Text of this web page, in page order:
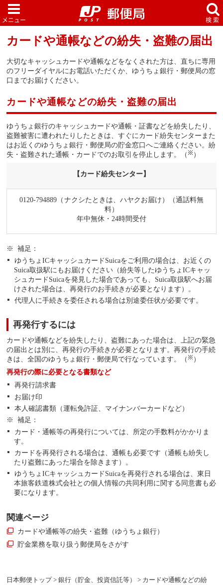
日本郵便トップ> 銀行（貯金、投資信託等）
> カードや通帳などの紛
カードや通帳などの紛失・盗難の届出
大切なキャッシュカードや通帳などをなくされた方は、直ちに専用
のフリーダイヤルにお電話いただくか、ゆうちょ銀行・郵便局の窓
口までお届けください。
カードや通帳などの紛失・盗難の届出
ゆうちょ銀行のキャッシュカードや通帳・証書などを紛失したり、
盗難被害に遭われたりしたときは、すぐにカード紛失センターまた
はお近くのゆうちょ銀行・郵便局の貯金窓口へご連絡ください。紛
失・盗難された通帳・カードでのお取引を停止します。（
）
【カード紛失センター】
0120-794889（ナクシたときは、ハヤクお届け）（通話料無
料）
年中無休・24時間受付
補足：
ゆうちょICキャッシュカードSuicaをご利用の場合は、お近くの
Suica取扱駅にもお届けください（紛失等したゆうちょICキャッ
シュカードSuicaを発見した場合であっても、Suica取扱駅へお届
けされた場合は、再発行のお手続きが必要となります）。
代理人に手続きを委任される場合は別途委任状が必要です。
再発行するには
カードや通帳などを紛失したり、盗難にあった場合は、上記の緊急
の届出とは別に、再発行の手続きが必要となります。再発行の手続
きは、全国のゆうちょ銀行・郵便局で行なっています。（
）
再発行の際に必要となる書類など
再発行請求書
お届け印
本人確認書類（運転免許証、マイナンバーカードなど）
補足：
カード・通帳等の再発行については、所定の手数料がかかりま
す。
カードを再発行される場合は、通帳も必要です（通帳も紛失し
たり盗難にあった場合を除きます）。
ゆうちょICキャッシュカードSuicaを再発行される場合は、東日
本旅客鉄道株式会社との個人情報の共同利用に関する同意書も必
要になります。
関連ページ
カードや通帳等の紛失・盗難（ゆうちょ銀行）
貯金業務を取り扱う郵便局をさがす